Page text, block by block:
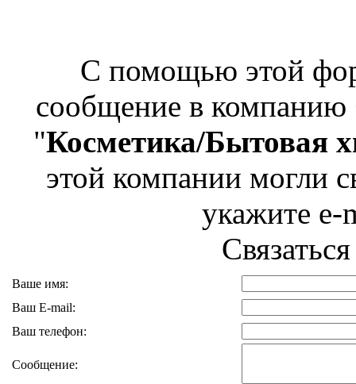
С помощью этой
сообщение в компанию
"Косметика/Бытовая
этой компании могли
укажите e-
Ваше имя:
Ваш E-mail:
Ваш телефон:
Сообщение: